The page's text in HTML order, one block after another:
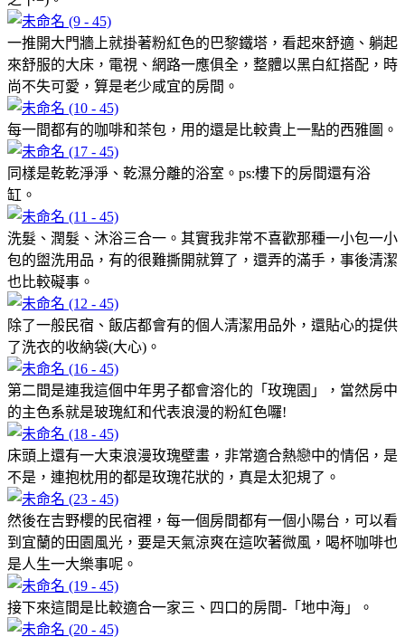
一推開大門牆上就掛著粉紅色的巴黎鐵塔，看起來舒適、躺起
來舒服的大床，電視、網路一應俱全，整體以黑白紅搭配，時
尚不失可愛，算是老少咸宜的房間。
每一間都有的咖啡和茶包，用的還是比較貴上一點的西雅圖。
同樣是乾乾淨淨、乾濕分離的浴室。ps:樓下的房間還有浴
缸。
洗髮、潤髮、沐浴三合一。其實我非常不喜歡那種一小包一小
包的盥洗用品，有的很難撕開就算了，還弄的滿手，事後清潔
也比較礙事。
除了一般民宿、飯店都會有的個人清潔用品外，還貼心的提供
了洗衣的收納袋(大心)。
第二間是連我這個中年男子都會溶化的「玫瑰園」，當然房中
的主色系就是玻瑰紅和代表浪漫的粉紅色囉!
床頭上還有一大束浪漫玫瑰壁畫，非常適合熱戀中的情侶，是
不是，連抱枕用的都是玫瑰花狀的，真是太犯規了。
然後在吉野櫻的民宿裡，每一個房間都有一個小陽台，可以看
到宜蘭的田園風光，要是天氣涼爽在這吹著微風，喝杯咖啡也
是人生一大樂事呢。
接下來這間是比較適合一家三、四口的房間-「地中海」。